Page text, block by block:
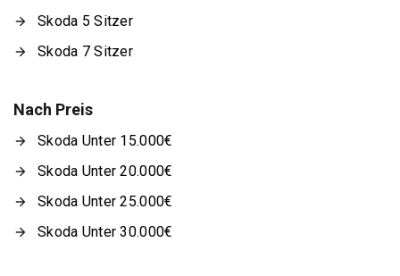
Skoda 5 Sitzer
Skoda 7 Sitzer
Nach Preis
Skoda Unter 15.000€
Skoda Unter 20.000€
Skoda Unter 25.000€
Skoda Unter 30.000€